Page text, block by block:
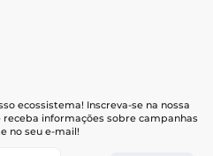
ecossistema! Inscreva-se na nossa
informações sobre campanhas
no seu e-mail!